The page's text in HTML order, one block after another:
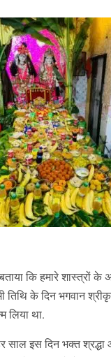
कि हमारे शास्त्रों के
तिथि के दिन भगवान
लिया था.
साल इस दिन भक्त श्रद्धा